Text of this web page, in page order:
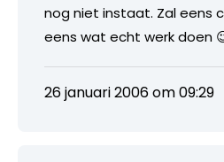
nog niet instaat. Zal eens
eens wat echt werk doen
26 januari 2006 om 09:29